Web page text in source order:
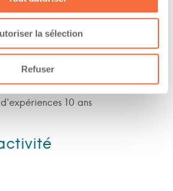
la sélection
Refuser
10 ans